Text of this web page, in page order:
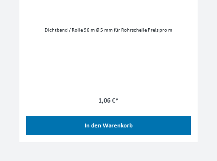
Dichtband / Rolle 96 m Ø 5 mm für Rohrschelle Preis pro m
1,06 €*
In den Warenkorb